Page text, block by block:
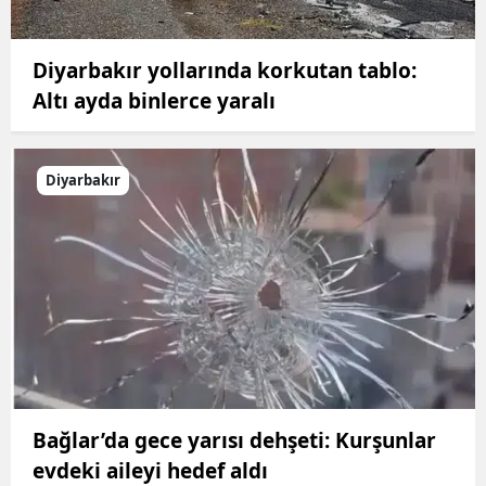
Diyarbakır yollarında korkutan tablo:
Altı ayda binlerce yaralı
Diyarbakır
Bağlar’da gece yarısı dehşeti: Kurşunlar
evdeki aileyi hedef aldı